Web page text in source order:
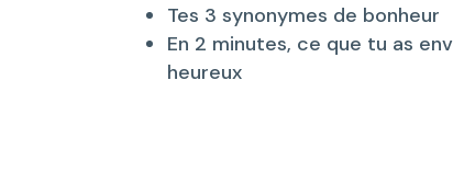
Tes 3 synonymes de bonheur
En 2 minutes, ce que tu as
heureux